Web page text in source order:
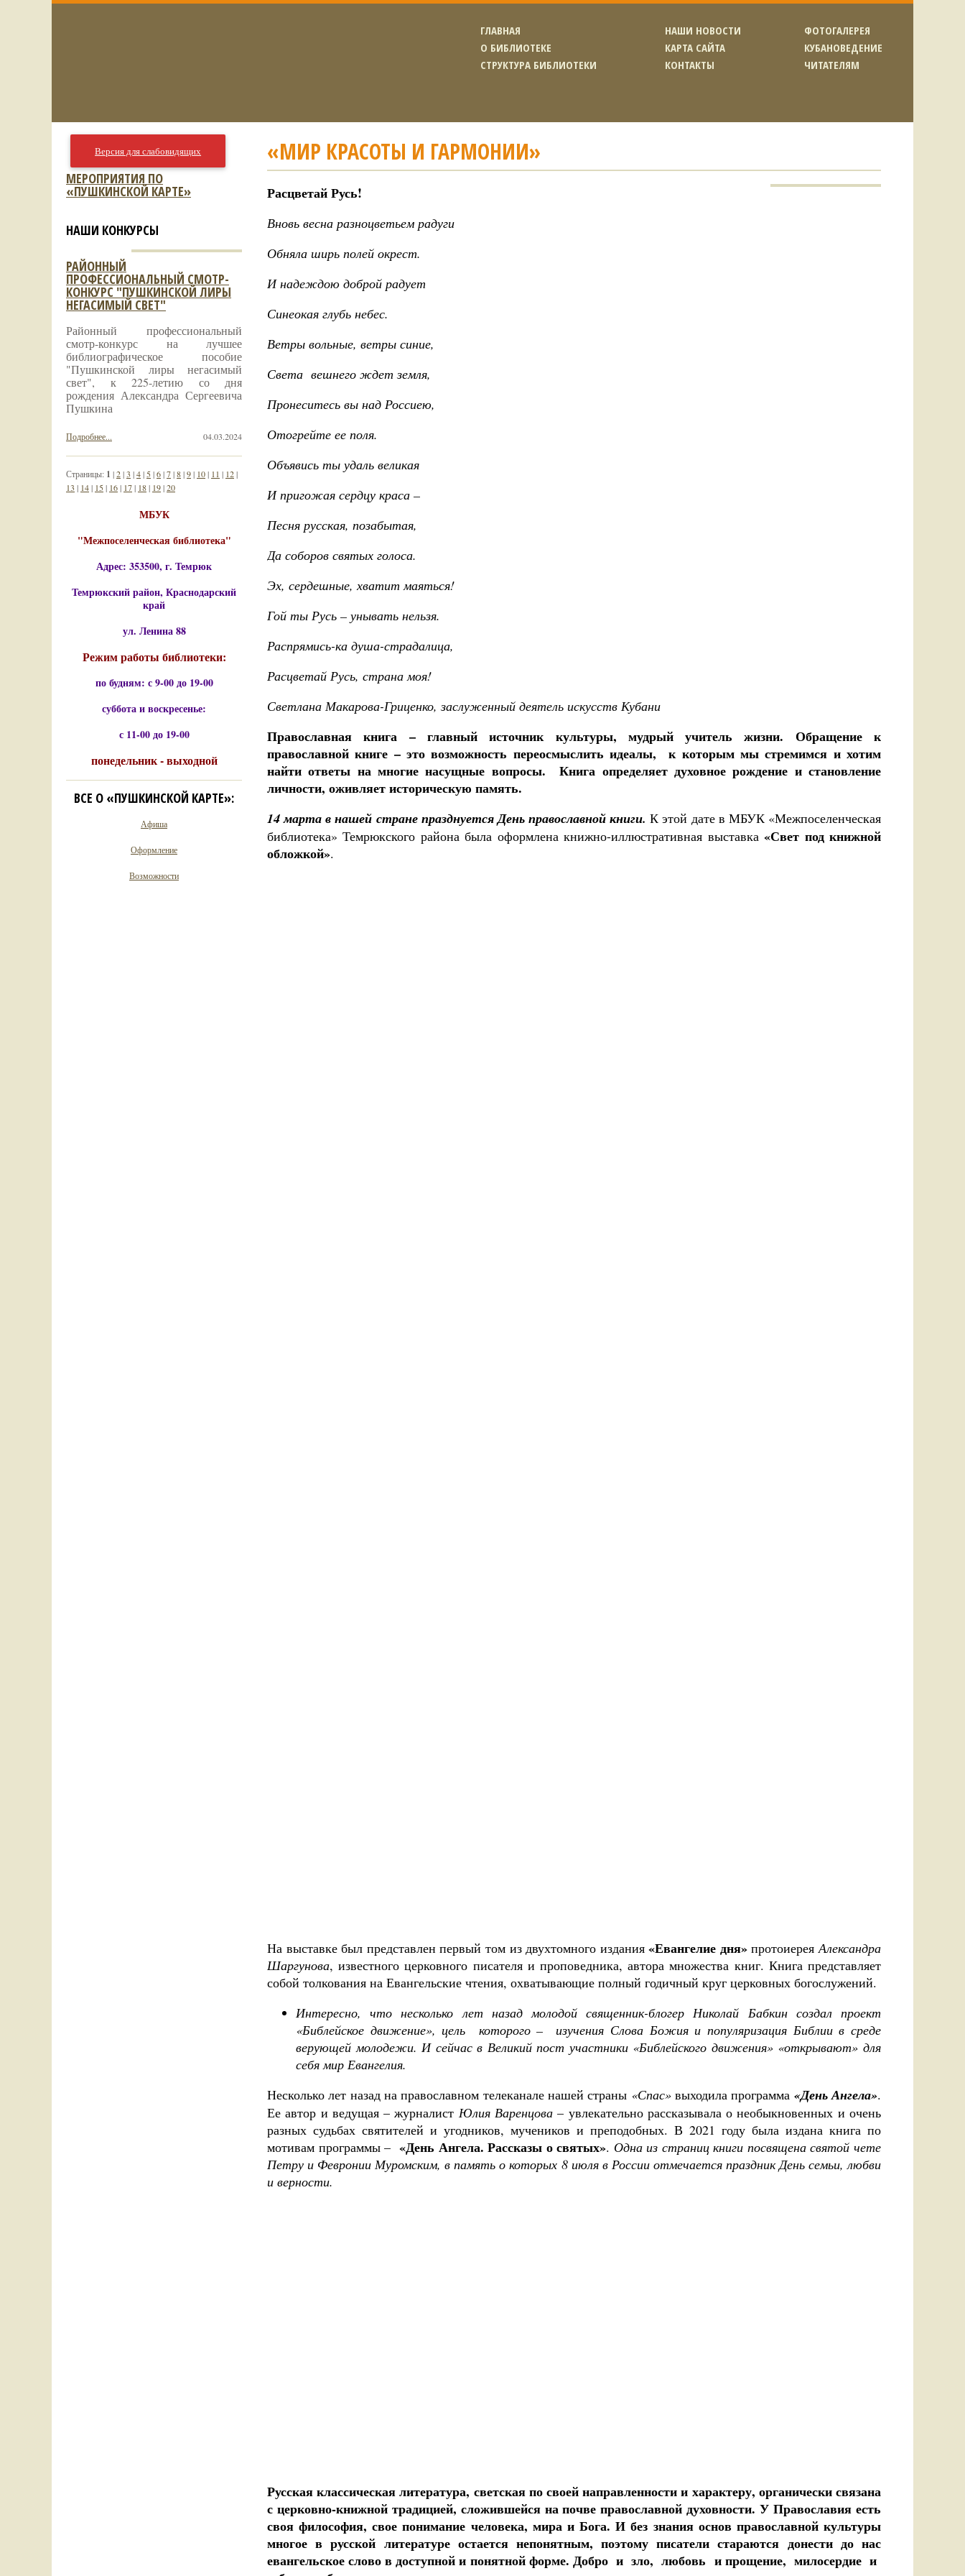
ГЛАВНАЯ
О БИБЛИОТЕКЕ
СТРУКТУРА БИБЛИОТЕКИ
НАШИ НОВОСТИ
КАРТА САЙТА
КОНТАКТЫ
ФОТОГАЛЕРЕЯ
КУБАНОВЕДЕНИЕ
ЧИТАТЕЛЯМ
«МИР КРАСОТЫ И ГАРМОНИИ»
Расцветай Русь!
Вновь весна разноцветьем радуги
Обняла ширь полей окрест.
И надеждою доброй радует
Синеокая глубь небес.
Ветры вольные, ветры синие,
Света вешнего ждет земля,
Пронеситесь вы над Россиею,
Отогрейте ее поля.
Объявись ты удаль великая
И пригожая сердцу краса –
Песня русская, позабытая,
Да соборов святых голоса.
Эх, сердешные, хватит маяться!
Гой ты Русь – унывать нельзя.
Распрямись-ка душа-страдалица,
Расцветай Русь, страна моя!
Светлана Макарова-Гриценко, заслуженный деятель искусств Кубани
Православная книга – главный источник культуры, мудрый учитель жизни. Обращение к
православной книге – это возможность переосмыслить идеалы, к которым мы стремимся и хотим
найти ответы на многие насущные вопросы. Книга определяет духовное рождение и становление
личности, оживляет историческую память.
14 марта в нашей стране празднуется День православной книги.К этой дате в МБУК «Межпоселенческая
библиотека» Темрюкского района была оформлена книжно-иллюстративная выставка«Свет под книжной
обложкой».
На выставке был представлен первый том из двухтомного издания«Евангелие дня»протоиереяАлександра
Шаргунова, известного церковного писателя и проповедника, автора множества книг. Книга представляет
собой толкования на Евангельские чтения, охватывающие полный годичный круг церковных богослужений.
Интересно, что несколько лет назад молодой священник-блогер Николай Бабкин создал проект
«Библейское движение», цель которого – изучения Слова Божия и популяризация Библии в среде
верующей молодежи. И сейчас в Великий пост участники «Библейского движения» «открывают» для
себя мир Евангелия.
Несколько лет назад на православном телеканале нашей страны «Спас»выходила программа «День Ангела».
Ее автор и ведущая – журналист Юлия Варенцова – увлекательно рассказывала о необыкновенных и очень
разных судьбах святителей и угодников, мучеников и преподобных. В 2021 году была издана книга по
мотивам программы –«День Ангела. Рассказы о святых». Одна из страниц книги посвящена святой чете
Петру и Февронии Муромским, в память о которых 8 июля в России отмечается праздник День семьи, любви
и верности.
Русская классическая литература, светская по своей направленности и характеру, органически связана
с церковно-книжной традицией, сложившейся на почве православной духовности. У Православия есть
своя философия, свое понимание человека, мира и Бога. И без знания основ православной культуры
многое в русской литературе остается непонятным, поэтому писатели стараются донести до нас
евангельское слово в доступной и понятной форме. Добро и зло, любовь и прощение, милосердие и
Версия для слабовидящих
МЕРОПРИЯТИЯ ПО
«ПУШКИНСКОЙ КАРТЕ»
НАШИ КОНКУРСЫ
РАЙОННЫЙ
ПРОФЕССИОНАЛЬНЫЙ СМОТР-
КОНКУРС "ПУШКИНСКОЙ ЛИРЫ
НЕГАСИМЫЙ СВЕТ"
Районный профессиональный
смотр-конкурс на лучшее
библиографическое пособие
"Пушкинской лиры негасимый
свет", к 225-летию со дня
рождения Александра Сергеевича
Пушкина
04.03.2024
Подробнее...
Страницы: 1 |2|3 |4| 5|6|7|8|9| 10| 11 | 12|
13 | 14| 15| 16| 17| 18| 19|20
МБУК
"Межпоселенческая библиотека"
Адрес: 353500, г. Темрюк
Темрюкский район, Краснодарский
край
ул. Ленина 88
Режим работы библиотеки:
по будням: с 9-00 до 19-00
суббота и воскресенье:
с 11-00 до 19-00
понедельник - выходной
ВСЕ О «ПУШКИНСКОЙ КАРТЕ»:
Афиша
Оформление
Возможности